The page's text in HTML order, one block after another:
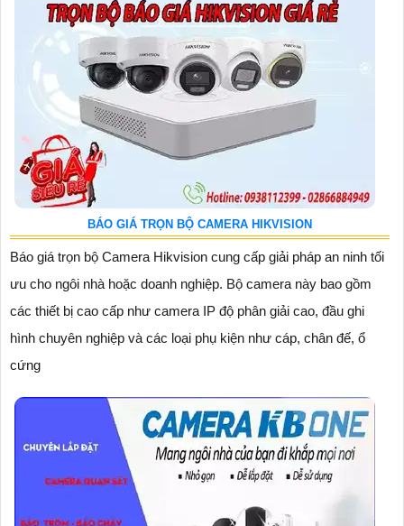
BÁO GIÁ TRỌN BỘ CAMERA HIKVISION
Báo giá trọn bộ Camera Hikvision cung cấp giải pháp an ninh tối
ưu cho ngôi nhà hoặc doanh nghiệp. Bộ camera này bao gồm
các thiết bị cao cấp như camera IP độ phân giải cao, đầu ghi
hình chuyên nghiệp và các loại phụ kiện như cáp, chân đế, ổ
cứng